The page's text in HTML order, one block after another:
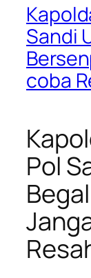
Sandi
coba
Pol